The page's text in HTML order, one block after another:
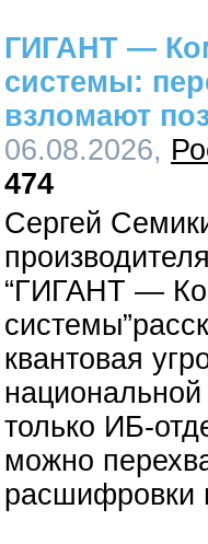
ГИГАНТ —
системы:
взломают
06.08.2026,
474
Сергей
“ГИГАНТ —
квантовая
только ИБ-
можно
расшифровки